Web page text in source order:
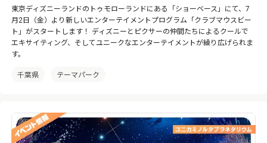
東京ディズニーランドのトゥモローランドにある「ショーベース」にて、7
月2日（金）より新しいエンターテイメントプログラム「クラブマウスビー
ト」がスタートします！ ディズニーとピクサーの仲間たちによるクールで
エキサイティング、そしてユニークなエンターテイメントが繰り広げられま
す。
千葉県 テーマパーク